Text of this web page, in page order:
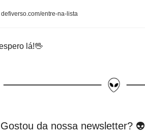
defiverso.com/entre-na-lista
lá!🖖
da nossa newsletter? 👽